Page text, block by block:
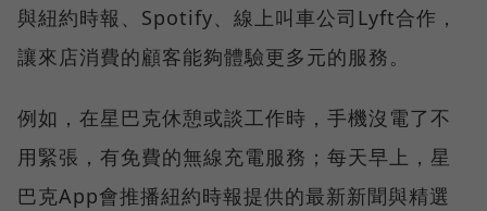
與紐約時報、Spotify、線上叫車公司Lyft合作，
讓來店消費的顧客能夠體驗更多元的服務。
例如，在星巴克休憩或談工作時，手機沒電了不
用緊張，有免費的無線充電服務；每天早上，星
巴克App會推播紐約時報提供的最新新聞與精選